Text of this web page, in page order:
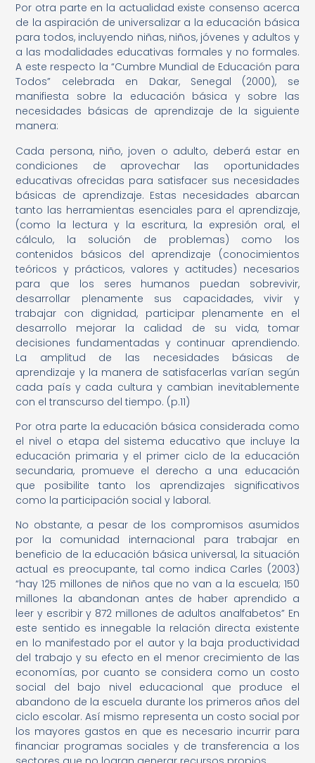
Por otra parte en la actualidad existe consenso acerca
de la aspiración de universalizar a la educación básica
para todos, incluyendo niñas, niños, jóvenes y adultos y
a las modalidades educativas formales y no formales.
A este respecto la “Cumbre Mundial de Educación para
Todos” celebrada en Dakar, Senegal (2000), se
manifiesta sobre la educación básica y sobre las
necesidades básicas de aprendizaje de la siguiente
manera:
Cada persona, niño, joven o adulto, deberá estar en
condiciones de aprovechar las oportunidades
educativas ofrecidas para satisfacer sus necesidades
básicas de aprendizaje. Estas necesidades abarcan
tanto las herramientas esenciales para el aprendizaje,
(como la lectura y la escritura, la expresión oral, el
cálculo, la solución de problemas) como los
contenidos básicos del aprendizaje (conocimientos
teóricos y prácticos, valores y actitudes) necesarios
para que los seres humanos puedan sobrevivir,
desarrollar plenamente sus capacidades, vivir y
trabajar con dignidad, participar plenamente en el
desarrollo mejorar la calidad de su vida, tomar
decisiones fundamentadas y continuar aprendiendo.
La amplitud de las necesidades básicas de
aprendizaje y la manera de satisfacerlas varían según
cada país y cada cultura y cambian inevitablemente
con el transcurso del tiempo. (p.11)
Por otra parte la educación básica considerada como
el nivel o etapa del sistema educativo que incluye la
educación primaria y el primer ciclo de la educación
secundaria, promueve el derecho a una educación
que posibilite tanto los aprendizajes significativos
como la participación social y laboral.
No obstante, a pesar de los compromisos asumidos
por la comunidad internacional para trabajar en
beneficio de la educación básica universal, la situación
actual es preocupante, tal como indica Carles (2003)
“hay 125 millones de niños que no van a la escuela; 150
millones la abandonan antes de haber aprendido a
leer y escribir y 872 millones de adultos analfabetos” En
este sentido es innegable la relación directa existente
en lo manifestado por el autor y la baja productividad
del trabajo y su efecto en el menor crecimiento de las
economías, por cuanto se considera como un costo
social del bajo nivel educacional que produce el
abandono de la escuela durante los primeros años del
ciclo escolar. Así mismo representa un costo social por
los mayores gastos en que es necesario incurrir para
financiar programas sociales y de transferencia a los